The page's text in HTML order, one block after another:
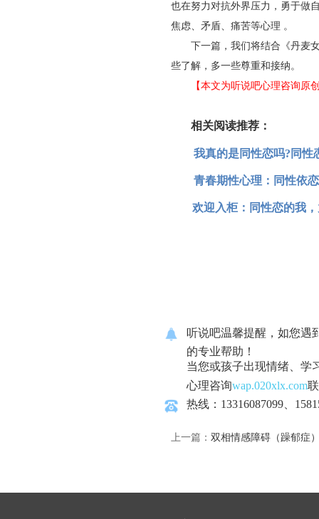
也在努力对抗外界压力，勇于做
焦虑、矛盾、痛苦等心理 。
下一篇，我们将结合《丹麦女
些了解，多一些尊重和接纳。
【本文为听说吧心理咨询原
相关阅读推荐：
我真的是同性恋吗?同性
青春期性心理：同性依
欢迎入柜：同性恋的我
听说吧温馨提醒，如您遇
的专业帮助！
当您或孩子出现情绪、学
心理咨询wap.020xlx.com
热线：13316087099、
上一篇： 双相情感障碍（躁郁症